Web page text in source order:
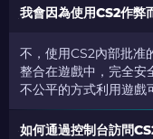
我會因為使用CS2作弊
不，使用CS2內部批准
整合在遊戲中，完全安
不公平的方式利用遊戲
如何通過控制台訪問